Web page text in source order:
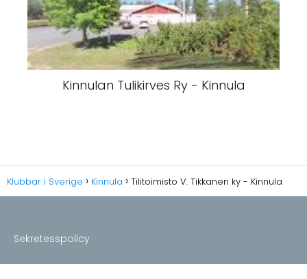
Kinnulan Tulikirves Ry - Kinnula
Klubbar i Sverige Kinnula Tilitoimisto V. Tikkanen ky - Kinnula
Sekretesspolicy